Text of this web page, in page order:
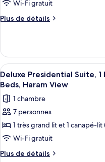
lit,
vue
1
ville
(Deluxe)
type
de
Presidential
Suite,
1
Double
Size
Bed,
2
Single
Size
Beds,
Wi-Fi gratuit
Plus de détails
Plus
le
type
de
chambre
Deluxe
Presidential
Suite,
Double
Size
2
Afficher
toutes
les
photos
pour
ce
type
de
9
Deluxe Presidential Suite,
Beds, Haram View
1 chambre
7 personnes
1 très grand lit et 1 canapé-
Wi-Fi gratuit
Plus de détails
Plus